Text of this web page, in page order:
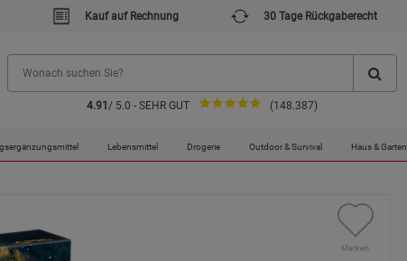
Kauf auf Rechnung 30 Tage Rückgaberecht
4.91 / 5.0 - SEHR GUT (148.387)
Lebensmittel Drogerie Outdoor & Survival Haus & Garten
Merken